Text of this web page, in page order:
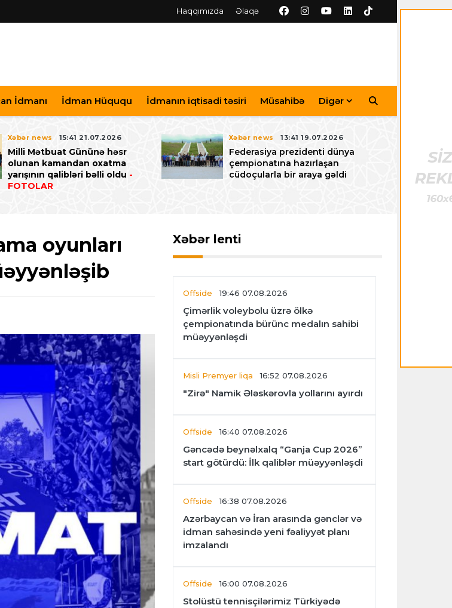
Haqqımızda Əlaqə
İdmanı İdman Hüququ İdmanın iqtisadi təsiri Müsahibə Digər
Xəbər news 15:41 21.07.2026
Milli Mətbuat Gününə həsr
olunan kamandan oxatma
yarışının qalibləri bəlli oldu -
FOTOLAR
Xəbər news 13:41 19.07.2026
Federasiya prezidenti dünya
çempionatına hazırlaşan
cüdoçularla bir araya gəldi
oyunları
Xəbər lenti
Offside 19:46 07.08.2026
Çimərlik voleybolu üzrə ölkə
çempionatında bürünc medalın sahibi
müəyyənləşdi
Misli Premyer liqa 16:52 07.08.2026
"Zirə" Namik Ələskərovla yollarını ayırdı
Offside 16:40 07.08.2026
Gəncədə beynəlxalq “Ganja Cup 2026”
start götürdü: İlk qaliblər müəyyənləşdi
Offside 16:38 07.08.2026
Azərbaycan və İran arasında gənclər və
idman sahəsində yeni fəaliyyət planı
imzalandı
Offside 16:00 07.08.2026
Stolüstü tennisçilərimiz Türkiyədə